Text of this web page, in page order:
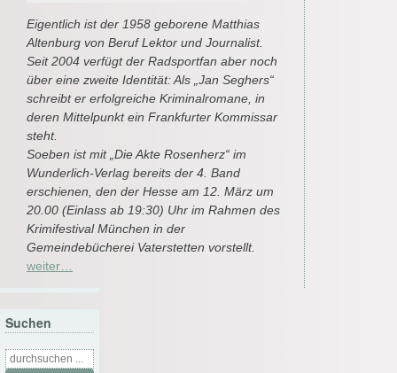
Eigentlich ist der 1958 geborene Matthias
Altenburg von Beruf Lektor und Journalist.
Seit 2004 verfügt der Radsportfan aber noch
über eine zweite Identität: Als „Jan Seghers“
schreibt er erfolgreiche Kriminalromane, in
deren Mittelpunkt ein Frankfurter Kommissar
steht.
Soeben ist mit „Die Akte Rosenherz“ im
Wunderlich-Verlag bereits der 4. Band
erschienen, den der Hesse am 12. März um
20.00 (Einlass ab 19:30) Uhr im Rahmen des
Krimifestival München in der
Gemeindebücherei Vaterstetten vorstellt.
weiter…
Suchen
Suche